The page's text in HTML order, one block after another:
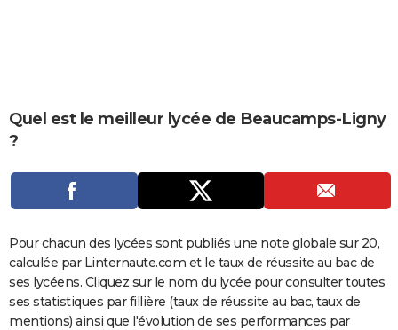
CARTE DE VOEUX
Dictionnaire
Biographies
Expressions
Proverbes
PROGRAMME TV
COPAINS D'AVANT
S'inscrire
Se connecter
Lycées
Collèges
Primaires
Universités
Entreprises
Service militaire
Avis de recherche
AVIS DE DÉCÈS
FORUM
Quel est le meilleur lycée de Beaucamps-Ligny
?
Pour chacun des lycées sont publiés une note globale sur 20,
calculée par Linternaute.com et le taux de réussite au bac de
ses lycéens. Cliquez sur le nom du lycée pour consulter toutes
ses statistiques par fillière (taux de réussite au bac, taux de
mentions) ainsi que l'évolution de ses performances par